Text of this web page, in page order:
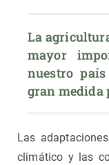
La
mayor
nuestro
gran medida
Las
climático y las